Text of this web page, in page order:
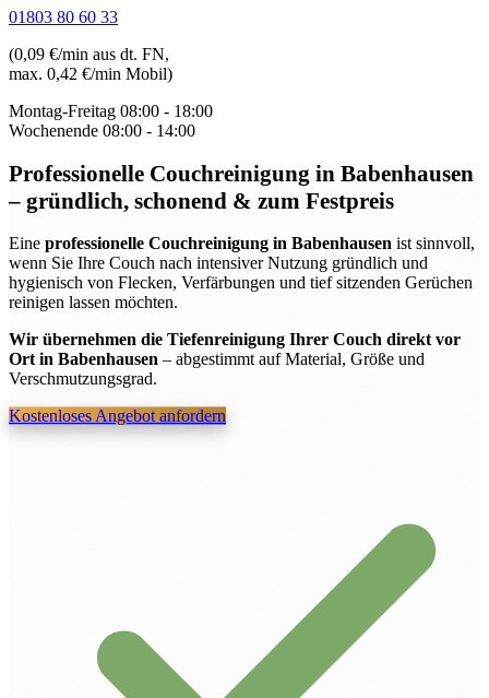
01803 80 60 33
(0,09 €/min aus dt. FN,
max. 0,42 €/min Mobil)
Montag-Freitag 08:00 - 18:00
Wochenende 08:00 - 14:00
Professionelle Couchreinigung in Babenhausen
– gründlich, schonend & zum Festpreis
Eine professionelle Couchreinigung in Babenhausen ist sinnvoll,
wenn Sie Ihre Couch nach intensiver Nutzung gründlich und
hygienisch von Flecken, Verfärbungen und tief sitzenden Gerüchen
reinigen lassen möchten.
Wir übernehmen die Tiefenreinigung Ihrer Couch direkt vor
Ort in Babenhausen – abgestimmt auf Material, Größe und
Verschmutzungsgrad.
Kostenloses Angebot anfordern